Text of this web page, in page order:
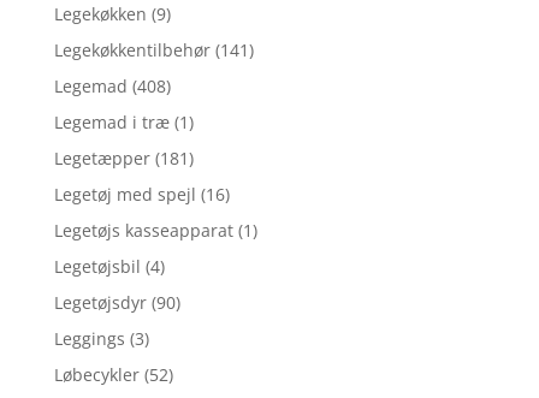
Legekøkken (9)
Legekøkkentilbehør (141)
Legemad (408)
Legemad i træ (1)
Legetæpper (181)
Legetøj med spejl (16)
Legetøjs kasseapparat (1)
Legetøjsbil (4)
Legetøjsdyr (90)
Leggings (3)
Løbecykler (52)